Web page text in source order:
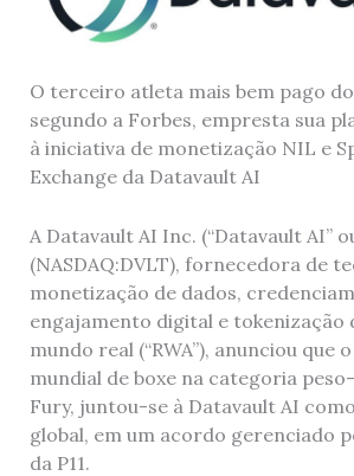
O terceiro atleta mais bem pago
segundo a Forbes, empresta sua
à iniciativa de monetização NIL e
Exchange da Datavault AI
A Datavault AI Inc. (“Datavault AI”
(NASDAQ:DVLT), fornecedora de
monetização de dados,
engajamento digital e tokenização
mundo real (“RWA”), anunciou que
mundial de boxe na categoria
Fury, juntou-se à Datavault AI
global, em um acordo gerenciado
da P11.